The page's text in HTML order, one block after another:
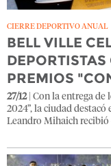
CIERRE DEPORTIVO ANUAL
BELL VILLE
DEPORTISTAS
PREMIOS
27/12| Con la entrega de
2024”, la ciudad
Leandro Mihaich